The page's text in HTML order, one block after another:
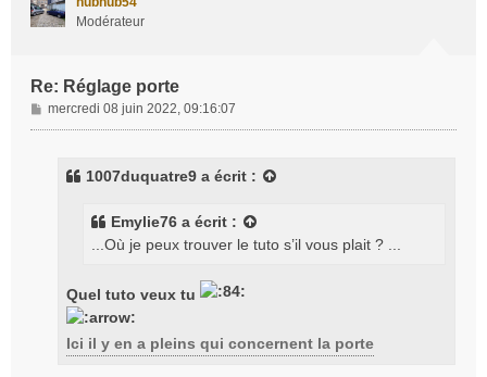
Modérateur
Re: Réglage porte
M
e
mercredi 08 juin 2022, 09:16:07
1007duquatre9 a écrit :
Emylie76 a écrit :
...Où je peux trouver le tuto s’il vous plait ? ...
Quel tuto veux tu
Ici il y en a pleins qui concernent la porte